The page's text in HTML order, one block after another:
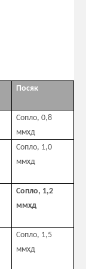
Посяк
Сопло, 0,8
ммхд
Сопло, 1,0
ммхд
Сопло, 1,2
ммхд
Сопло, 1,5
ммхд